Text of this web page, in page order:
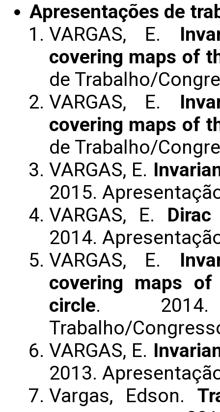
Apresentações de
VARGAS, E.
covering maps of
de Trabalho/
VARGAS, E.
covering maps of
de Trabalho/
VARGAS, E.
2015.
VARGAS, E.
2014.
VARGAS, E.
covering maps
circle. 2014.
Trabalho/
VARGAS, E.
2013.
Vargas, Edson.